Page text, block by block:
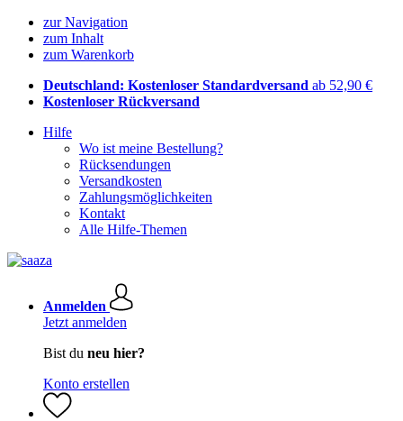
zur Navigation
zum Inhalt
zum Warenkorb
Deutschland: Kostenloser Standardversand ab 52,90 €
Kostenloser Rückversand
Hilfe
Wo ist meine Bestellung?
Rücksendungen
Versandkosten
Zahlungsmöglichkeiten
Kontakt
Alle Hilfe-Themen
Anmelden
Jetzt anmelden
Bist du neu hier?
Konto erstellen